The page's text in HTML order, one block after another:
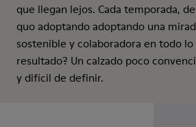
que llegan lejos. Cada temporada,
quo adoptando adoptando una
sostenible y colaboradora en todo lo
resultado? Un calzado poco
y difícil de definir.